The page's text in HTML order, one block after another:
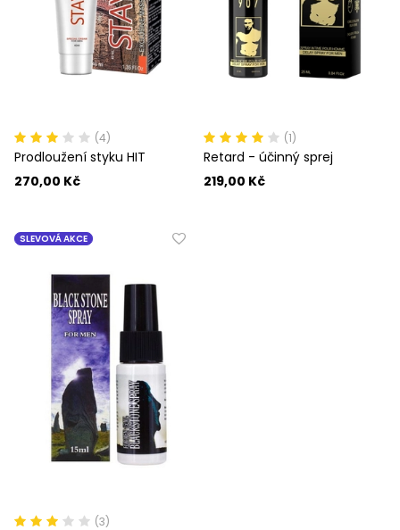
(4)
Prodloužení styku HIT
270,00 Kč
(1)
Retard - účinný sprej
219,00 Kč
SLEVOVÁ AKCE
(3)